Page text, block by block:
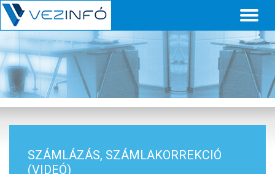
SZÁMLÁZÁS, SZÁMLAKORREKCIÓ
(VIDEÓ)